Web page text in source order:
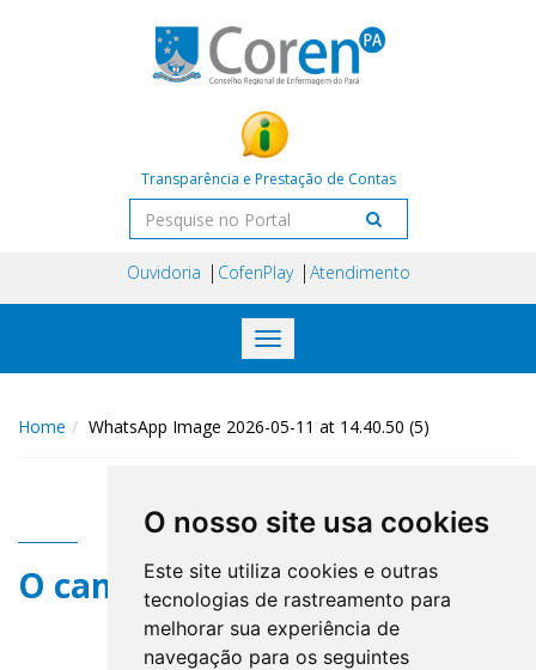
O nosso site usa cookies
Este site utiliza cookies e outras
tecnologias de rastreamento para
melhorar sua experiência de
navegação para os seguintes
Transparência e Prestação de Contas
Ouvidoria CofenPlay Atendimento
Toggle
navigation
Home WhatsApp Image 2026-05-11 at 14.40.50 (5)
O campo title não existe.